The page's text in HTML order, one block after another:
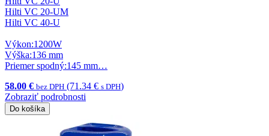
Hilti VC 20-UM
Hilti VC 40-U
Výkon:1200W
Výška:136 mm
Priemer spodný:145 mm…
58.00 € bez DPH (71.34 € s DPH)
Zobraziť podrobnosti
Do košíka